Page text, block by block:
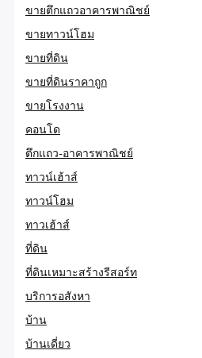
ขายตึกแถวอาคารพาณิชย์
ขายทาวน์โฮม
ขายที่ดิน
ขายที่ดินราคาถูก
ขายโรงงาน
คอนโด
ตึกแถว-อาคารพาณิชย์
ทาวน์เฮ้าส์
ทาวน์โฮม
ทาวเฮ้าส์
ที่ดิน
ที่ดินเหมาะสร้างรีสอร์ท
บริการอสังหา
บ้าน
บ้านเดี่ยว